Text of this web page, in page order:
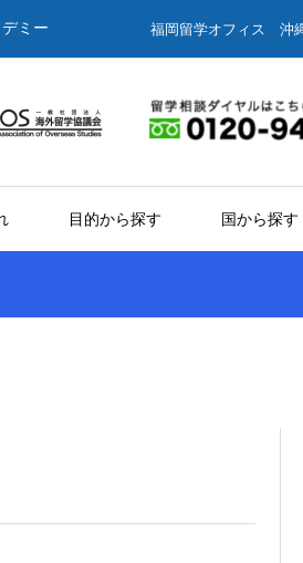
ミー 福岡留学オフィス 沖
目的から探す 国から探す